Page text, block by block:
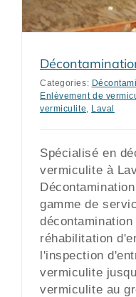
Categories:
Enlèvement de
vermiculite, Laval
Spécialisé en
vermiculite à
gamme de
réhabilitation
l'inspection
vermiculite
vermiculite au